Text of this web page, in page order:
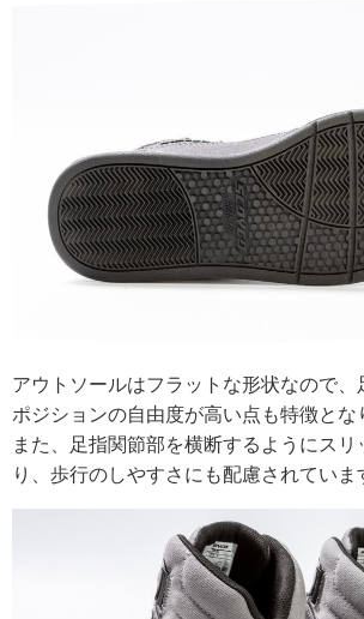
アウトソールはフラットな形状なので、
ポジションの自由度が高い点も特徴とな
また、足指関節部を横断するようにスリ
り、歩行のしやすさにも配慮されていま